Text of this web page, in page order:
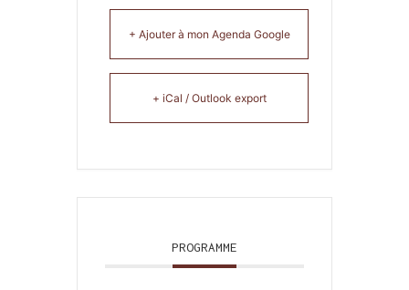
+ Ajouter à mon Agenda Google
+ iCal / Outlook export
PROGRAMME